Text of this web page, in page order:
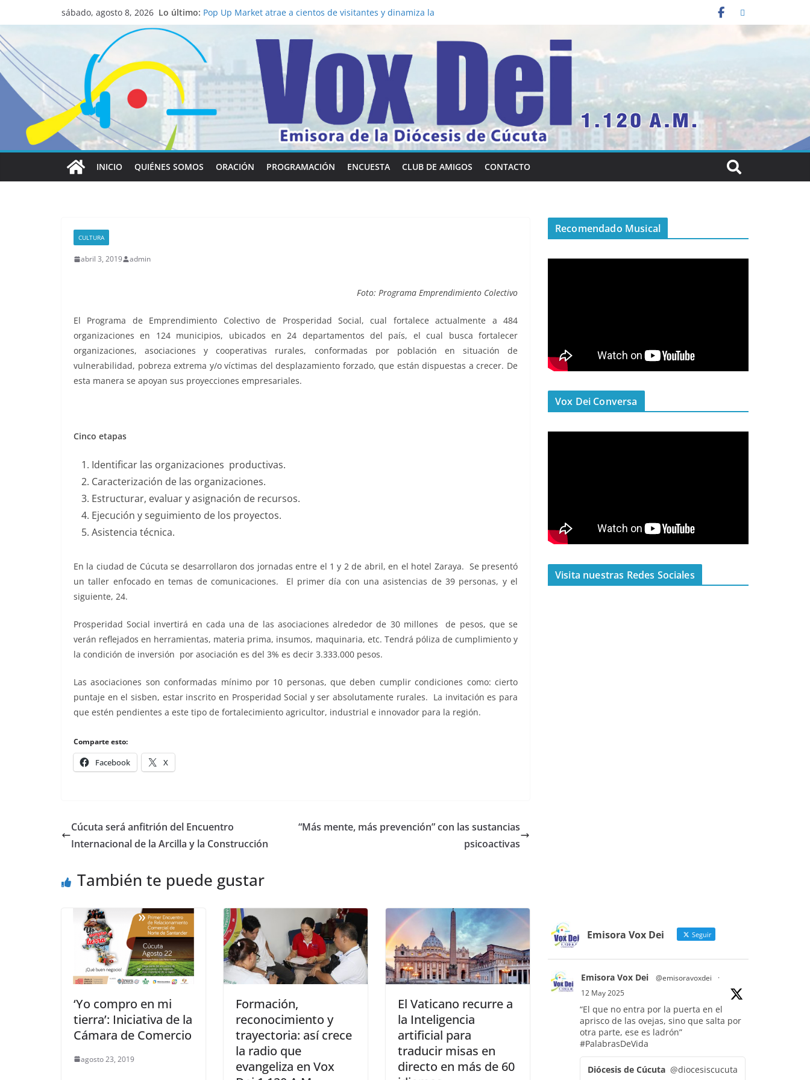
sábado, agosto 8, 2026 Lo último: Pop Up Market atrae a cientos de visitantes y dinamiza la
economía local
Lo que tienen en común la nueva Película Toy Story 5 y el
Papa León XIV
Realizadores de Vox Dei fortalecen su identidad
institucional y habilidades en comunicación visual
La ciencia desvela los 5 secretos que tiene fácilmente un
católico para convertirse en “Superancianos”
INICIO QUIÉNES SOMOS ORACIÓN PROGRAMACIÓN ENCUESTA CLUB DE AMIGOS CONTACTO
CULTURA
abril 3, 2019 admin
Foto: Programa Emprendimiento Colectivo
El Programa de Emprendimiento Colectivo de Prosperidad Social, cual fortalece actualmente a 484
organizaciones en 124 municipios, ubicados en 24 departamentos del país, el cual busca fortalecer
organizaciones, asociaciones y cooperativas rurales, conformadas por población en situación de
vulnerabilidad, pobreza extrema y/o víctimas del desplazamiento forzado, que están dispuestas a crecer. De
esta manera se apoyan sus proyecciones empresariales.
Cinco etapas
Identificar las organizaciones productivas.
Caracterización de las organizaciones.
Estructurar, evaluar y asignación de recursos.
Ejecución y seguimiento de los proyectos.
Asistencia técnica.
En la ciudad de Cúcuta se desarrollaron dos jornadas entre el 1 y 2 de abril, en el hotel Zaraya. Se presentó
un taller enfocado en temas de comunicaciones. El primer día con una asistencias de 39 personas, y el
siguiente, 24.
Prosperidad Social invertirá en cada una de las asociaciones alrededor de 30 millones de pesos, que se
verán reflejados en herramientas, materia prima, insumos, maquinaria, etc. Tendrá póliza de cumplimiento y
la condición de inversión por asociación es del 3% es decir 3.333.000 pesos.
Las asociaciones son conformadas mínimo por 10 personas, que deben cumplir condiciones como: cierto
puntaje en el sisben, estar inscrito en Prosperidad Social y ser absolutamente rurales. La invitación es para
que estén pendientes a este tipo de fortalecimiento agricultor, industrial e innovador para la región.
Comparte esto:
Facebook X
Cúcuta será anfitrión del Encuentro
Internacional de la Arcilla y la Construcción
“Más mente, más prevención” con las sustancias
psicoactivas
También te puede gustar
‘Yo compro en mi
tierra’: Iniciativa de la
Cámara de Comercio
agosto 23, 2019
Formación,
reconocimiento y
trayectoria: así crece
la radio que
evangeliza en Vox
El Vaticano recurre a
la Inteligencia
artificial para
traducir misas en
directo en más de 60
Recomendado Musical
Vox Dei Conversa
Visita nuestras Redes Sociales
Emisora Vox Dei Seguir
Emisora Vox Dei @emisoravoxdei
·
12 May 2025
“El que no entra por la puerta en el
aprisco de las ovejas, sino que salta por
otra parte, ese es ladrón”
#PalabrasDeVida
Diócesis de Cúcuta @diocesiscucuta